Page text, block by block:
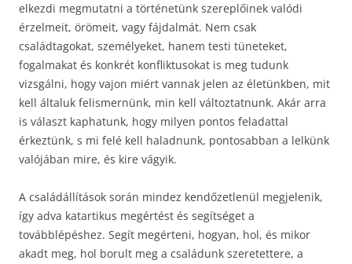
elkezdi megmutatni a történetünk szereplőinek valódi
érzelmeit, örömeit, vagy fájdalmát. Nem csak
családtagokat, személyeket, hanem testi tüneteket,
fogalmakat és konkrét konfliktusokat is meg tudunk
vizsgálni, hogy vajon miért vannak jelen az életünkben, mit
kell általuk felismernünk, min kell változtatnunk. Akár arra
is választ kaphatunk, hogy milyen pontos feladattal
érkeztünk, s mi felé kell haladnunk, pontosabban a lelkünk
valójában mire, és kire vágyik.
A családállítások során mindez kendőzetlenül megjelenik,
így adva katartikus megértést és segítséget a
továbblépéshez. Segít megérteni, hogyan, hol, és mikor
akadt meg, hol borult meg a családunk szeretettere, a